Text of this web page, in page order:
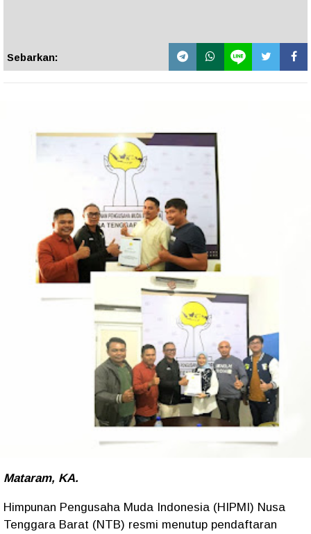
Sebarkan:
Mataram, KA.
Himpunan Pengusaha Muda Indonesia (HIPMI) Nusa
Tenggara Barat (NTB) resmi menutup pendaftaran